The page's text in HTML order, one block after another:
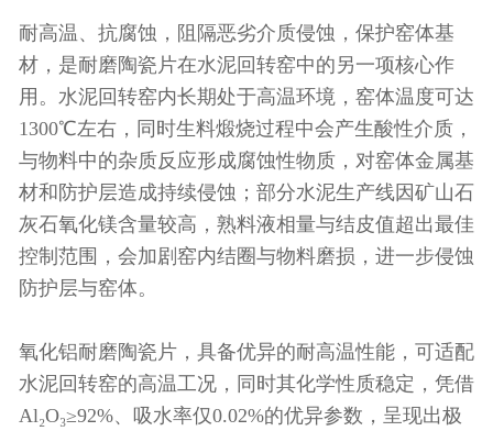
耐高温、抗腐蚀，阻隔恶劣介质侵蚀，保护窑体基
材，是耐磨陶瓷片在水泥回转窑中的另一项核心作
用。水泥回转窑内长期处于高温环境，窑体温度可达
1300℃左右，同时生料煅烧过程中会产生酸性介质，
与物料中的杂质反应形成腐蚀性物质，对窑体金属基
材和防护层造成持续侵蚀；部分水泥生产线因矿山石
灰石氧化镁含量较高，熟料液相量与结皮值超出最佳
控制范围，会加剧窑内结圈与物料磨损，进一步侵蚀
防护层与窑体。
氧化铝耐磨陶瓷片，具备优异的耐高温性能，可适配
水泥回转窑的高温工况，同时其化学性质稳定，凭借
Al₂O₃≥92%、吸水率仅0.02%的优异参数，呈现出极